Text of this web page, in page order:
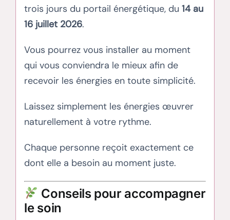
trois jours du portail énergétique, du14 au
16 juillet 2026.
Vous pourrez vous installer au moment
qui vous conviendra le mieux afin de
recevoir les énergies en toute simplicité.
Laissez simplement les énergies œuvrer
naturellement à votre rythme.
Chaque personne reçoit exactement ce
dont elle a besoin au moment juste.
Conseils pour accompagner
le soin